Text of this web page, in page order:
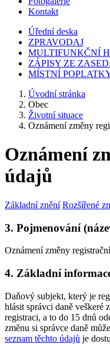
Kontakt
Úřední deska
ZPRAVODAJ
MULTIFUNKČNÍ
ZÁPISY ZE
MÍSTNÍ
Úvodní stránka
Obec
Životní situace
Oznámení změny
Oznámení
údajů
Základní znění Rozšířené
3. Pojmenování
Oznámení změny
4. Základní
Daňový subjekt, který je
hlásit správci daně veškeré
registraci, a to do 15 dnů
změnu si správce daně
seznam těchto údajů je